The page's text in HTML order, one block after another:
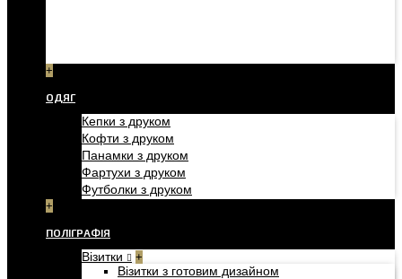
+
ОДЯГ
Кепки з друком
Кофти з друком
Панамки з друком
Фартухи з друком
Футболки з друком
+
ПОЛІГРАФІЯ
Візитки +
Візитки з готовим дизайном